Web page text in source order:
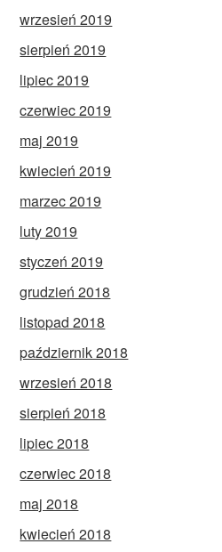
wrzesień 2019
sierpień 2019
lipiec 2019
czerwiec 2019
maj 2019
kwiecień 2019
marzec 2019
luty 2019
styczeń 2019
grudzień 2018
listopad 2018
październik 2018
wrzesień 2018
sierpień 2018
lipiec 2018
czerwiec 2018
maj 2018
kwiecień 2018